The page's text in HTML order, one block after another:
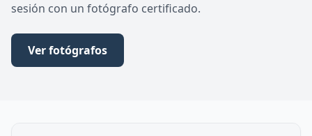
sesión con un fotógrafo certificado.
Ver fotógrafos